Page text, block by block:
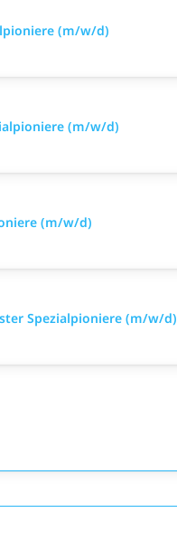
(m/w/d)
(m/w/d)
(m/w/d)
Spezialpioniere (m/w/d)